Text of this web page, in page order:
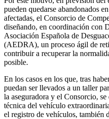
pueden quedarse abandonados
afectadas, el Consorcio de
diseñando, en coordinación con
Asociación Española de
(AEDRA), un proceso ágil de
contribuir a recuperar la
posible.
En los casos en los que, tras
puedan ser llevados a un taller
la aseguradora y el Consorcio,
técnica del vehículo
el registro de vehículos, también